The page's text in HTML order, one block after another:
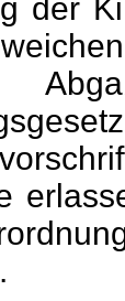
der